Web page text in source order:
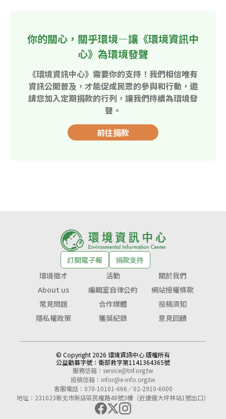
你的關心，關乎環境—讓《環境資訊中
心》為環境發聲
《環境資訊中心》需要你的支持！我們相信唯有
資訊公開普及，才能促成民眾的參與和行動，邀
請您加入定期捐款的行列，讓我們持續為環境發
聲。
前往捐款
訂閱電子報
捐款支持
環境徵才
活動
關於我們
About us
編輯室自律公約
網站授權條款
常見問題
合作媒體
投稿須知
隱私權政策
獲獎紀錄 意見回饋
© Copyright 2026 環境資訊中心 版權所有
公益勸募字號： 衛部救字第1141364365號
服務信箱： service@tnf.org.tw
投稿信箱： infor@e-info.org.tw
客服電話：070-10101-666／02-2910-6000
地址：231023新北市新店區民權路48號3樓（近捷運大坪林站1號出口）